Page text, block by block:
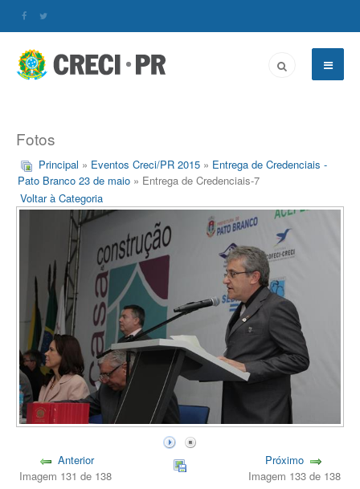
Fotos
Principal » Eventos Creci/PR 2015 » Entrega de Credenciais -
Pato Branco 23 de maio » Entrega de Credenciais-7
Voltar à Categoria
Anterior
Imagem 131 de 138
Próximo
Imagem 133 de 138